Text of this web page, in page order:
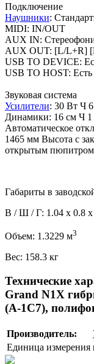
Подключение
Наушники:
MIDI: IN/OUT
AUX IN:
AUX OUT: [L/L+R]
USB TO DEVICE:
USB TO HOST: Есть
Звуковая система
Усилители: 30 Вт Ч 6
Динамики: 16 см Ч
Автоматическое
1465 мм Высота с
открытым
Габариты в
В / Ш / Г: 1.04 x 0.8 x
Объем: 1.3229 м3
Вес: 158.3 кг
Технические
Grand N1X
(A-1C7),
Производитель:
Единица измерения